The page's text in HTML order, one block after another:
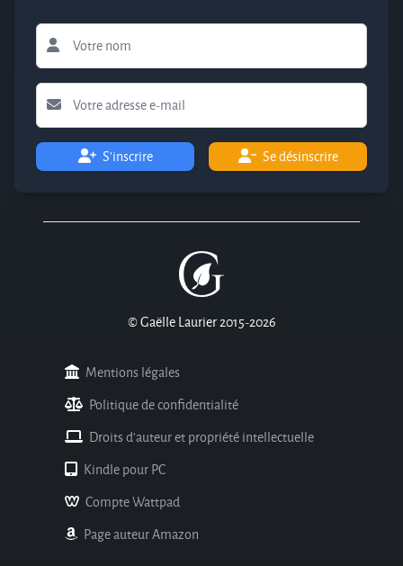
S'inscrire Se désinscrire
© Gaëlle Laurier 2015-2026
Mentions légales
Politique de confidentialité
Droits d'auteur et propriété intellectuelle
Kindle pour PC
Compte Wattpad
Page auteur Amazon